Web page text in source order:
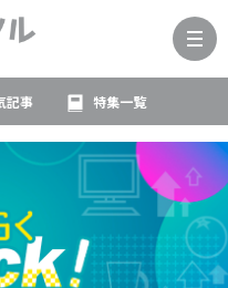
記事 特集一覧